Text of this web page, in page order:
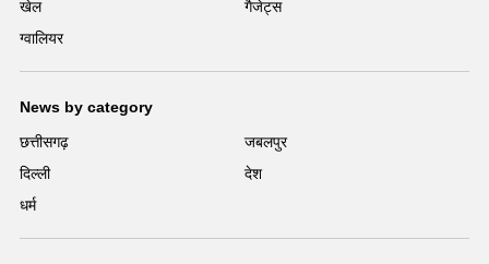
खेल
गैजेट्स
ग्वालियर
News by category
छत्तीसगढ़
जबलपुर
दिल्ली
देश
धर्म